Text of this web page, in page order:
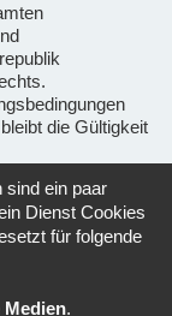
die Gültigkeit
fans
zulässig, der
sind ein paar
Dienst Cookies
für folgende
.